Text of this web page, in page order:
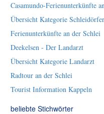
Casamundo-Ferienunterkünfte
Übersicht Kategorie Schleidörfer
Ferienunterkünfte an der Schlei
Deekelsen - Der Landarzt
Übersicht Kategorie Landarzt
Radtour an der Schlei
Tourist Information Kappeln
beliebte Stichwörter